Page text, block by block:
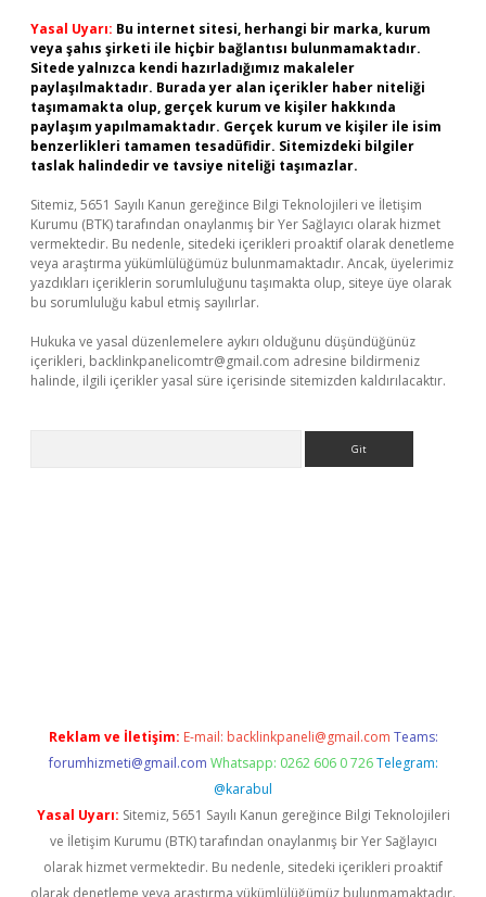
Yasal Uyarı: Bu internet sitesi, herhangi bir marka, kurum
veya şahıs şirketi ile hiçbir bağlantısı bulunmamaktadır.
Sitede yalnızca kendi hazırladığımız makaleler
paylaşılmaktadır. Burada yer alan içerikler haber niteliği
taşımamakta olup, gerçek kurum ve kişiler hakkında
paylaşım yapılmamaktadır. Gerçek kurum ve kişiler ile isim
benzerlikleri tamamen tesadüfidir. Sitemizdeki bilgiler
taslak halindedir ve tavsiye niteliği taşımazlar.
Sitemiz, 5651 Sayılı Kanun gereğince Bilgi Teknolojileri ve İletişim
Kurumu (BTK) tarafından onaylanmış bir Yer Sağlayıcı olarak hizmet
vermektedir. Bu nedenle, sitedeki içerikleri proaktif olarak denetleme
veya araştırma yükümlülüğümüz bulunmamaktadır. Ancak, üyelerimiz
yazdıkları içeriklerin sorumluluğunu taşımakta olup, siteye üye olarak
bu sorumluluğu kabul etmiş sayılırlar.
Hukuka ve yasal düzenlemelere aykırı olduğunu düşündüğünüz
içerikleri, backlinkpanelicomtr@gmail.com adresine bildirmeniz
halinde, ilgili içerikler yasal süre içerisinde sitemizden kaldırılacaktır.
Reklam ve İletişim: E-mail: backlinkpaneli@gmail.com Teams:
forumhizmeti@gmail.com Whatsapp: 0262 606 0 726 Telegram:
@karabul
Yasal Uyarı: Sitemiz, 5651 Sayılı Kanun gereğince Bilgi Teknolojileri
ve İletişim Kurumu (BTK) tarafından onaylanmış bir Yer Sağlayıcı
olarak hizmet vermektedir. Bu nedenle, sitedeki içerikleri proaktif
olarak denetleme veya araştırma yükümlülüğümüz bulunmamaktadır.